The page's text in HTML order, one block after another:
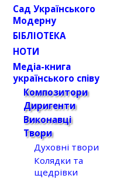
Сад Українського
Модерну
БІБЛІОТЕКА
НОТИ
Медіа-книга
українського співу
Композитори
Диригенти
Виконавці
Твори
Духовні твори
Колядки та
щедрівки